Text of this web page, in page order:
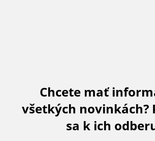
Chcete mať
všetkých novinkách?
sa k ich